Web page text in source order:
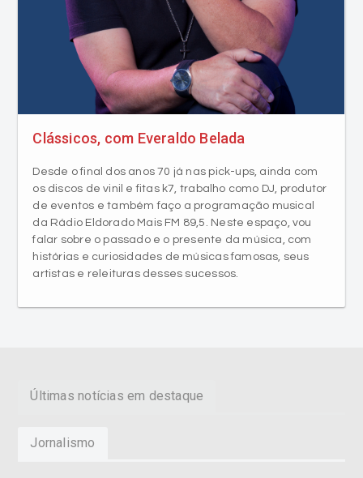
Clássicos, com Everaldo Belada
Desde o final dos anos 70 já nas pick-ups, ainda com
os discos de vinil e fitas k7, trabalho como DJ, produtor
de eventos e também faço a programação musical
da Rádio Eldorado Mais FM 89,5. Neste espaço, vou
falar sobre o passado e o presente da música, com
histórias e curiosidades de músicas famosas, seus
artistas e releituras desses sucessos.
Últimas notícias em destaque
Jornalismo